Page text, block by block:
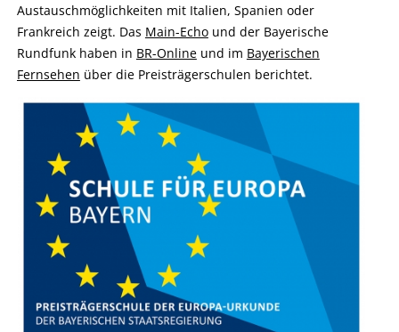
Austauschmöglichkeiten mit Italien, Spanien oder
Frankreich zeigt. Das Main-Echound der Bayerische
Rundfunk haben in BR-Onlineund im Bayerischen
Fernsehen über die Preisträgerschulen berichtet.